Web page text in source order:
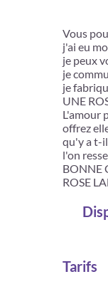
Vous
j'ai eu
je peux
je
je
UNE
L'amour
offrez
qu'y a t-
l'on
BONNE
ROSE
Tarifs